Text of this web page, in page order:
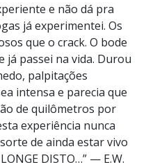
e não dá pra
já experimentei. Os
que o crack. O bode
já passei na vida. Durou
palpitações
intensa e parecia que
de quilômetros por
experiência nunca
de ainda estar vivo
DISTO…” — E.W.